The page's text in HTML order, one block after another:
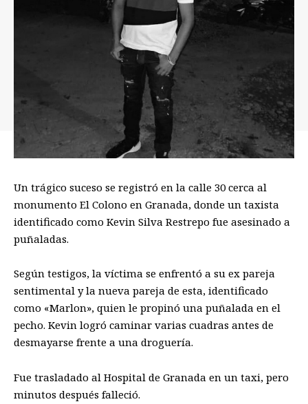
Un trágico suceso se registró en la calle 30 cerca al
monumento El Colono en Granada, donde un taxista
identificado como Kevin Silva Restrepo fue asesinado a
puñaladas.
Según testigos, la víctima se enfrentó a su ex pareja
sentimental y la nueva pareja de esta, identificado
como «Marlon», quien le propinó una puñalada en el
pecho. Kevin logró caminar varias cuadras antes de
desmayarse frente a una droguería.
Fue trasladado al Hospital de Granada en un taxi, pero
minutos después falleció.